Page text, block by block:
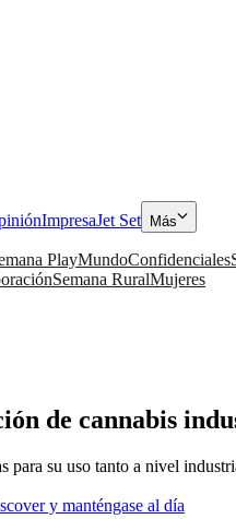
ImpresaJet Set Más
PlayMundoConfidenciales
Semana RuralMujeres
de cannabis
para su uso tanto a nivel
y manténgase al día